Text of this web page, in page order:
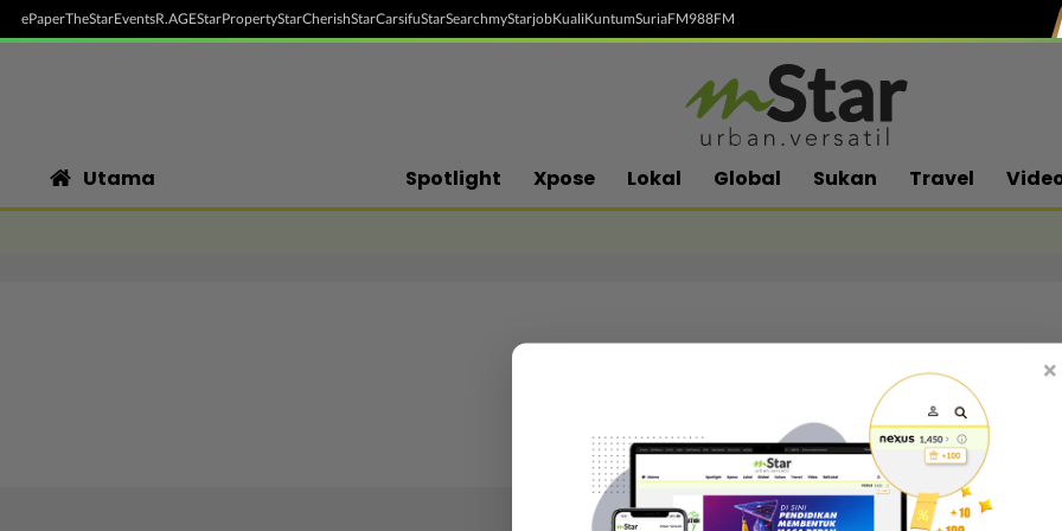
ePaperTheStarEventsR.AGEStarPropertyStarCherishStarCarsifuStarSearchmyStarjobKualiKuntumSuriaFM988FM
Utama Spotlight Xpose Lokal Global Sukan Travel
Follow media sosial kami
×